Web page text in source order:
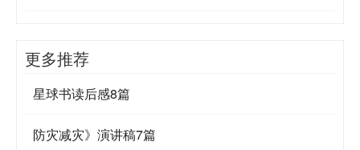
更多推荐
星球书读后感8篇
防灾减灾》演讲稿7篇